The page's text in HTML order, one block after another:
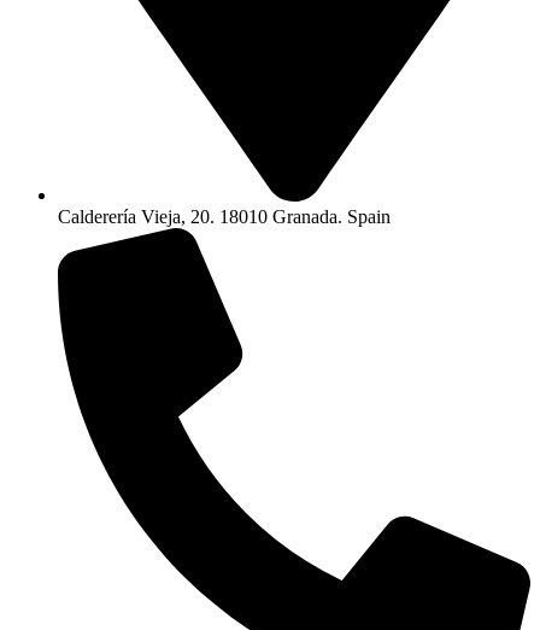
Calderería Vieja, 20. 18010 Granada. Spain